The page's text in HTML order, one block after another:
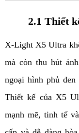
2.1 Thiết
X-Light X5 Ultra
mà còn thu hút
ngoại hình phủ đen
Thiết kế của X5
mạnh mẽ, tinh tế